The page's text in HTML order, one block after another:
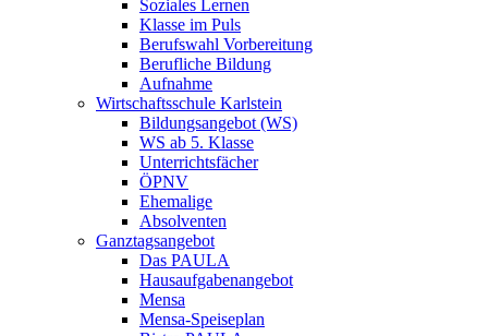
Soziales Lernen
Klasse im Puls
Berufswahl Vorbereitung
Berufliche Bildung
Aufnahme
Wirtschaftsschule Karlstein
Bildungsangebot (WS)
WS ab 5. Klasse
Unterrichtsfächer
ÖPNV
Ehemalige
Absolventen
Ganztagsangebot
Das PAULA
Hausaufgabenangebot
Mensa
Mensa-Speiseplan